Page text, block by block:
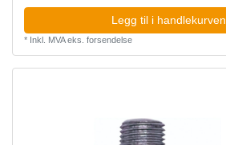
Legg til i handlekurven
* Inkl. MVAeks. forsendelse